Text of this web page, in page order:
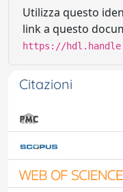
Utilizza questo
link a questo
https://
Citazioni